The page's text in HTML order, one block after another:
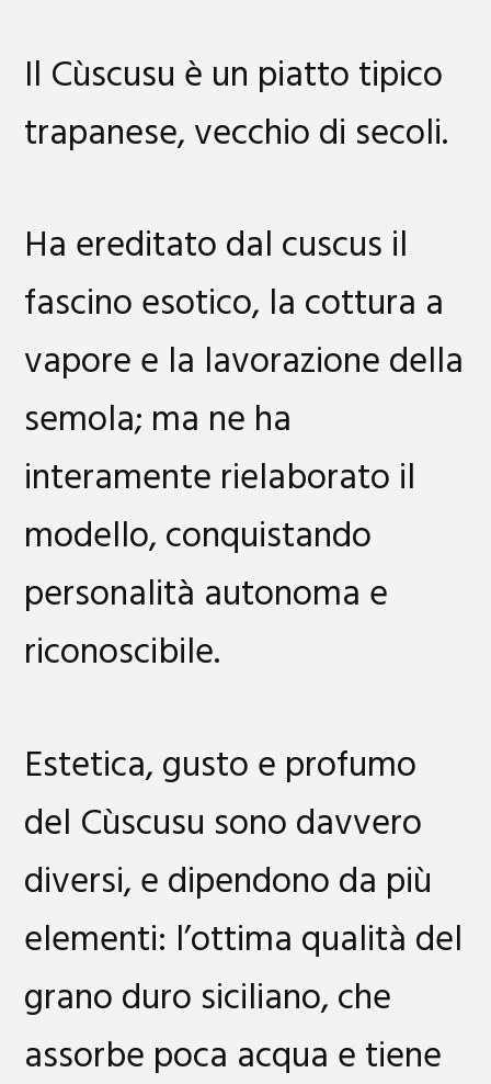
Il Cùscusu è un piatto tipico
trapanese, vecchio di secoli.
Ha ereditato dal cuscus il
fascino esotico, la cottura a
vapore e la lavorazione della
semola; ma ne ha
interamente rielaborato il
modello, conquistando
personalità autonoma e
riconoscibile.
Estetica, gusto e profumo
del Cùscusu sono davvero
diversi, e dipendono da più
elementi: l’ottima qualità del
grano duro siciliano, che
assorbe poca acqua e tiene